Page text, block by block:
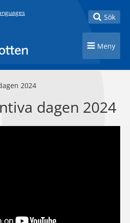
Toggle
Sök
Toggle
Meny
2024
dagen 2024